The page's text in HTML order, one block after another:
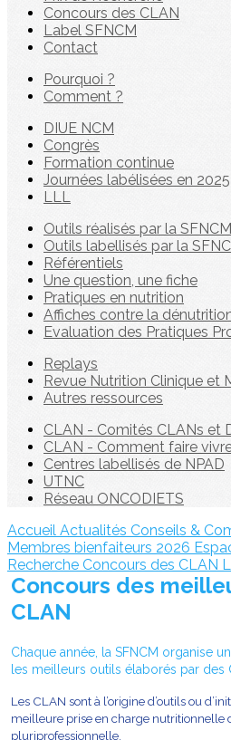
Concours des CLAN
Label SFNCM
Contact
Pourquoi ?
Comment ?
DIUE NCM
Congrès
Formation continue
Journées labélisées en 2025
LLL
Outils réalisés par la SFNCM
Outils labellisés par la
Référentiels
Une question, une fiche
Pratiques en nutrition
Affiches contre la
Evaluation des Pratiques
Replays
Revue Nutrition Clinique et
Autres ressources
CLAN - Comités CLANs et
CLAN - Comment faire
Centres labellisés de NPAD
UTNC
Réseau ONCODIETS
Accueil Actualités Conseils &
Membres bienfaiteurs 2026
Recherche Concours des CLAN
Concours des
CLAN
Chaque année, la SFNCM organise
les meilleurs outils élaborés par des
Les CLAN sont à l’origine d’outils ou
meilleure prise en charge nutritionnelle
pluriprofessionnelle.